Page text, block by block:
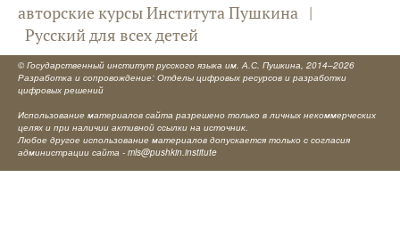
авторские курсы Института Пушкина |
Русский для всех детей
© Государственный институт русского языка им. А.С. Пушкина, 2014–2026
Разработка и сопровождение: Отделы цифровых ресурсов и разработки
цифровых решений
Использование материалов сайта разрешено только в личных некоммерческих
целях и при наличии активной ссылки на источник.
Любое другое использование материалов допускается только с согласия
администрации сайта - mls@pushkin.institute